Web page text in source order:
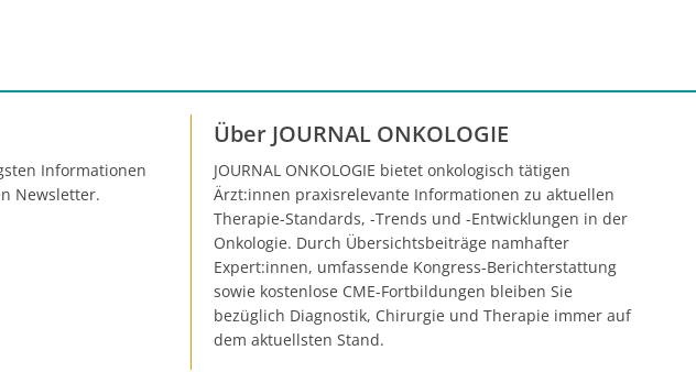
Informationen
Newsletter.
Über JOURNAL ONKOLOGIE
JOURNAL ONKOLOGIE bietet onkologisch tätigen
Ärzt:innen praxisrelevante Informationen zu aktuellen
Therapie-Standards, -Trends und -Entwicklungen in der
Onkologie. Durch Übersichtsbeiträge namhafter
Expert:innen, umfassende Kongress-Berichterstattung
sowie kostenlose CME-Fortbildungen bleiben Sie
bezüglich Diagnostik, Chirurgie und Therapie immer auf
dem aktuellsten Stand.